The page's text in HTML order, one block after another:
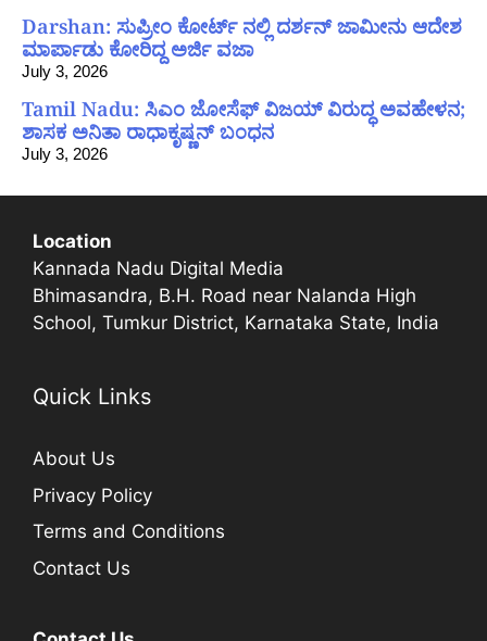
Darshan: ಸುಪ್ರೀಂ ಕೋರ್ಟ್ ನಲ್ಲಿ ದರ್ಶನ್ ಜಾಮೀನು ಆದೇಶ
ಮಾರ್ಪಾಡು ಕೋರಿದ್ದ ಅರ್ಜಿ ವಜಾ
July 3, 2026
Tamil Nadu: ಸಿಎಂ ಜೋಸೆಫ್ ವಿಜಯ್ ವಿರುದ್ಧ ಅವಹೇಳನ;
ಶಾಸಕ ಅನಿತಾ ರಾಧಾಕೃಷ್ಣನ್ ಬಂಧನ
July 3, 2026
Location
Kannada Nadu Digital Media
Bhimasandra, B.H. Road near Nalanda High
School, Tumkur District, Karnataka State, India
Quick Links
About Us
Privacy Policy
Terms and Conditions
Contact Us